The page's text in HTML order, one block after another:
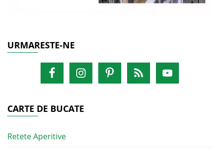
URMARESTE-NE
CARTE DE BUCATE
Retete Aperitive